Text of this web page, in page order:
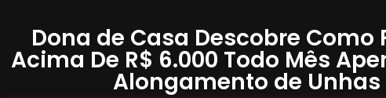
Dona de Casa Descobre Como
Acima De R$ 6.000 Todo Mês
Alongamento de Unhas